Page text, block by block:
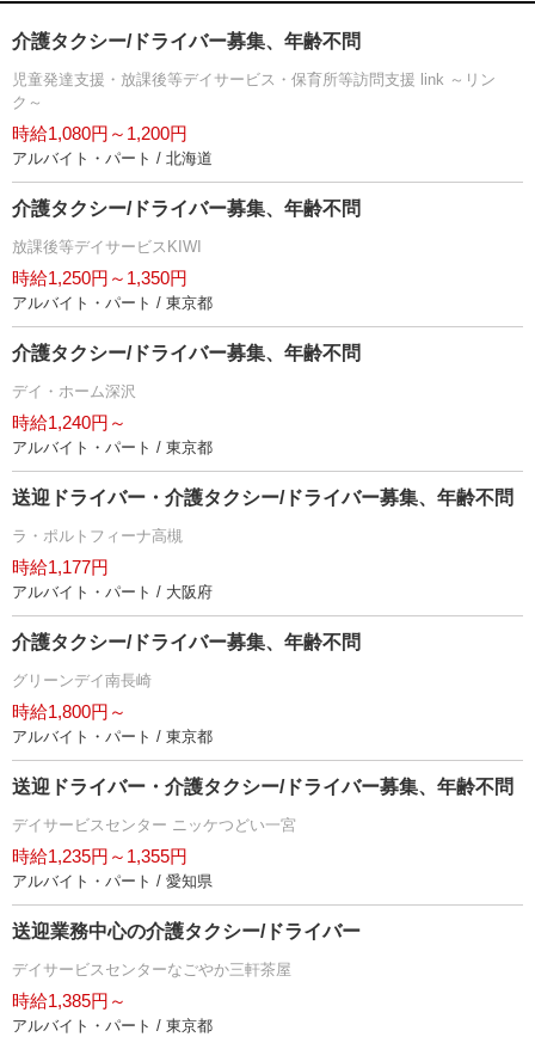
介護タクシー/ドライバー募集、年齢不問
児童発達支援・放課後等デイサービス・保育所等訪問支援 link ～リン
ク～
時給1,080円～1,200円
アルバイト・パート / 北海道
介護タクシー/ドライバー募集、年齢不問
放課後等デイサービスKIWI
時給1,250円～1,350円
アルバイト・パート / 東京都
介護タクシー/ドライバー募集、年齢不問
デイ・ホーム深沢
時給1,240円～
アルバイト・パート / 東京都
送迎ドライバー・介護タクシー/ドライバー募集、年齢不問
ラ・ポルトフィーナ高槻
時給1,177円
アルバイト・パート / 大阪府
介護タクシー/ドライバー募集、年齢不問
グリーンデイ南長崎
時給1,800円～
アルバイト・パート / 東京都
送迎ドライバー・介護タクシー/ドライバー募集、年齢不問
デイサービスセンター ニッケつどい一宮
時給1,235円～1,355円
アルバイト・パート / 愛知県
送迎業務中心の介護タクシー/ドライバー
デイサービスセンターなごやか三軒茶屋
時給1,385円～
アルバイト・パート / 東京都